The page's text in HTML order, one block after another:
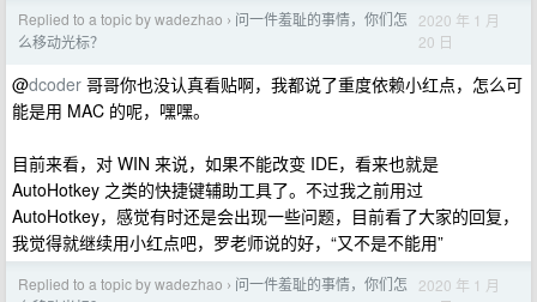
Replied to a topic by wadezhao › 问一件羞耻的事情，你们怎
么移动光标？
2020 年 1 月
20 日
@dcoder 哥哥你也没认真看贴啊，我都说了重度依赖小红点，怎么可
能是用 MAC 的呢，嘿嘿。
目前来看，对 WIN 来说，如果不能改变 IDE，看来也就是
AutoHotkey 之类的快捷键辅助工具了。不过我之前用过
AutoHotkey，感觉有时还是会出现一些问题，目前看了大家的回复，
我觉得就继续用小红点吧，罗老师说的好，“又不是不能用”
Replied to a topic by wadezhao › 问一件羞耻的事情，你们怎
2020 年 1 月